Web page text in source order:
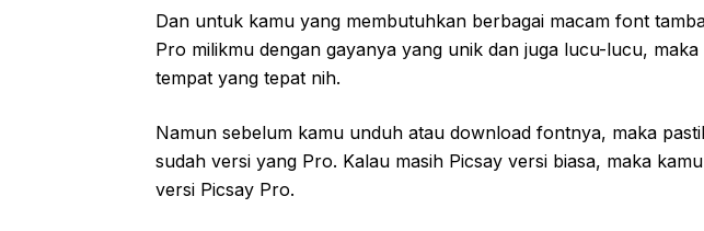
Dan untuk kamu yang membutuhkan berbagai macam font
Pro milikmu dengan gayanya yang unik dan juga lucu-lucu,
tempat yang tepat nih.
Namun sebelum kamu unduh atau download fontnya, maka
sudah versi yang Pro. Kalau masih Picsay versi biasa, maka
versi Picsay Pro.